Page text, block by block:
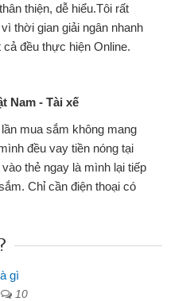
thiện, dễ hiểu.Tôi rất
thời gian giải ngân nhanh
cả đều thực hiện Online.
Nam - Tài xế
mua sắm không mang
đều vay tiền nóng tại
vào thẻ ngay là mình lại tiếp
Chỉ cần điện thoại có
gì
10